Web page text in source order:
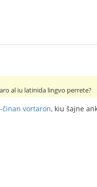
al iu latinida lingvo perrete?
vortaron, kiu ŝajne